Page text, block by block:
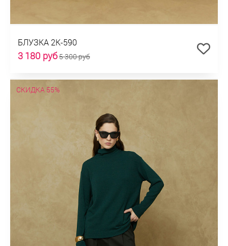
БЛУЗКА 2К-590
3 180 руб5 300 руб
СКИДКА 55%